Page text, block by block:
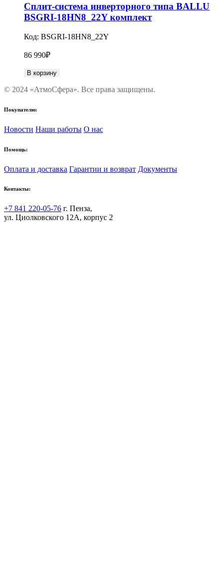
Сплит-система инверторного типа BALLU
BSGRI-18HN8_22Y комплект
Код: BSGRI-18HN8_22Y
86 990₽
В корзину
© 2024 «АтмоСфера». Все права защищены.
Покупателю:
Новости Наши работы О нас
Помощь:
Оплата и доставка Гарантии и возврат Документы
Контакты:
+7 841 220-05-76 г. Пенза,
ул. Циолковского 12А, корпус 2